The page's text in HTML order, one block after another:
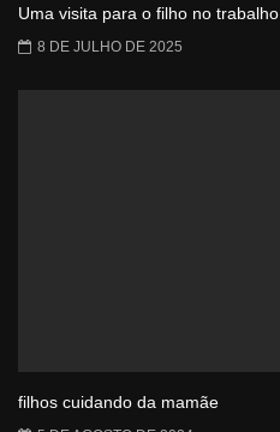
Uma visita para o filho no trabalho
8 DE JULHO DE 2025
filhos cuidando da mamãe